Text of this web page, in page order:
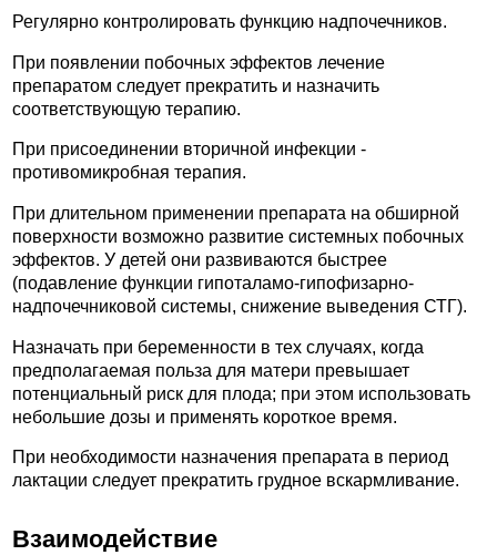
Регулярно контролировать функцию надпочечников.
При появлении побочных эффектов лечение
препаратом следует прекратить и назначить
соответствующую терапию.
При присоединении вторичной инфекции -
противомикробная терапия.
При длительном применении препарата на обширной
поверхности возможно развитие системных побочных
эффектов. У детей они развиваются быстрее
(подавление функции гипоталамо-гипофизарно-
надпочечниковой системы, снижение выведения СТГ).
Назначать при беременности в тех случаях, когда
предполагаемая польза для матери превышает
потенциальный риск для плода; при этом использовать
небольшие дозы и применять короткое время.
При необходимости назначения препарата в период
лактации следует прекратить грудное вскармливание.
Взаимодействие